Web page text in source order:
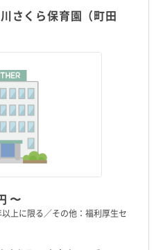
さくら保育園（町田
〜
上に限る／その他：福利厚生セ